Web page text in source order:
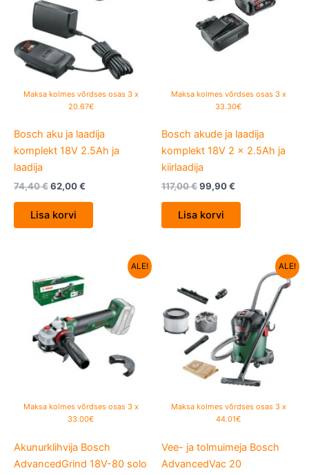
Maksa kolmes võrdses osas 3 x
20.67€
Bosch aku ja laadija
komplekt 18V 2.5Ah ja
laadija
74,40€62,00€
Lisa korvi
Maksa kolmes võrdses osas 3 x
33.30€
Bosch akude ja laadija
komplekt 18V 2 x 2.5Ah ja
kiirlaadija
117,00€99,90€
Lisa korvi
ALE!
Maksa kolmes võrdses osas 3 x
33.00€
Akunurklihvija Bosch
AdvancedGrind 18V-80 solo
hind
oli:
139,49 €. 99,00 €.
ALE!
Maksa kolmes võrdses osas 3 x
44.01€
Vee- ja tolmuimeja Bosch
AdvancedVac 20
172,68 €.
price
132,03 €.